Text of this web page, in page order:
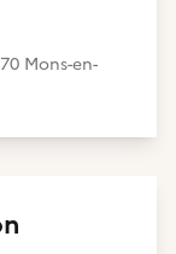
Mons-en-